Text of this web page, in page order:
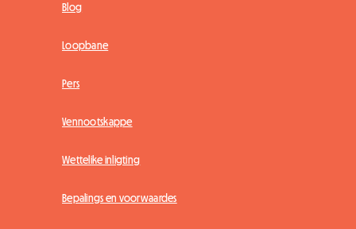
Blog
Loopbane
Pers
Vennootskappe
Wettelike inligting
Bepalings en voorwaardes